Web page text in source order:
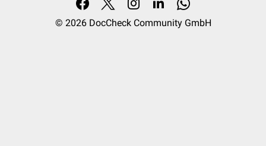
© 2026 DocCheck Community GmbH